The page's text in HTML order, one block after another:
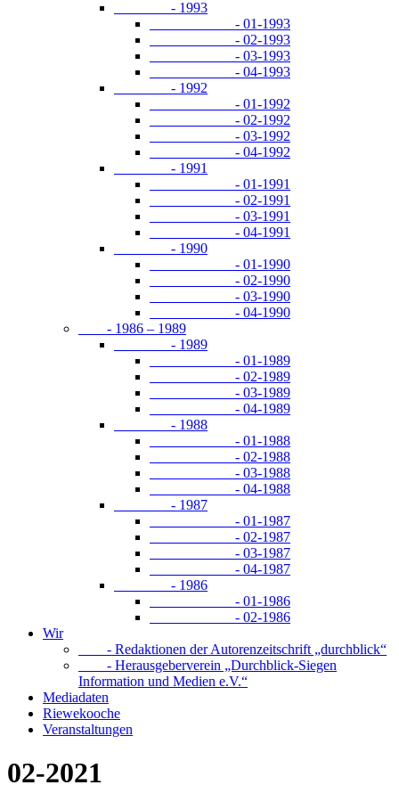
- 1993
- 01-1993
- 02-1993
- 03-1993
- 04-1993
- 1992
- 01-1992
- 02-1992
- 03-1992
- 04-1992
- 1991
- 01-1991
- 02-1991
- 03-1991
- 04-1991
- 1990
- 01-1990
- 02-1990
- 03-1990
- 04-1990
- 1986 – 1989
- 1989
- 01-1989
- 02-1989
- 03-1989
- 04-1989
- 1988
- 01-1988
- 02-1988
- 03-1988
- 04-1988
- 1987
- 01-1987
- 02-1987
- 03-1987
- 04-1987
- 1986
- 01-1986
- 02-1986
Wir
- Redaktionen der Autorenzeitschrift „durchblick“
- Herausgeberverein „Durchblick-Siegen
Information und Medien e.V.“
Mediadaten
Riewekooche
Veranstaltungen
02-2021